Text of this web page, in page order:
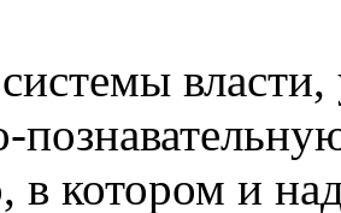
в котором и